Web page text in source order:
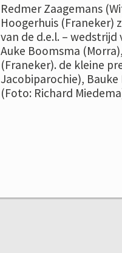
Redmer Zaagemans
Hoogerhuis (Franeker)
van de d.e.l. –
Auke Boomsma
(Franeker). de kleine
Jacobiparochie),
(Foto: Richard